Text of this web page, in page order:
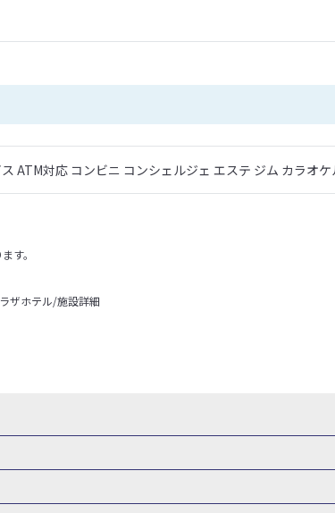
ATM対応 コンビニ コンシェルジェ エステ ジム カラオ
す。
ザホテル/施設詳細
甲信越 山梨県 新潟県 長野県 東海 静岡県
奈良県 和歌山県 四国 徳島県 高知県 香川県
京都ホテル・旅館 神奈川県ホテル・旅館 埼玉県ホ